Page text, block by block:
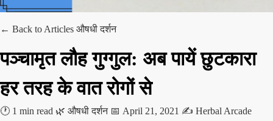
← Back to Articles औषधी दर्शन
पञ्चामृत लौह गुग्गुल: अब पायें छुटकारा
हर तरह के वात रोगों से
🕐 1 min read 🌿 औषधी दर्शन 📅 April 21, 2021 ✍️ Herbal Arcade